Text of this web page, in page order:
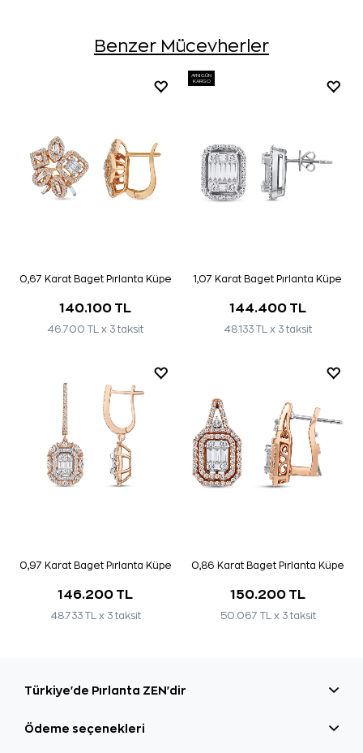
Benzer Mücevherler
0,67 Karat Baget Pırlanta Küpe
140.100 TL
46.700 TL x 3 taksit
AYNI GÜN
KARGO
1,07 Karat Baget Pırlanta Küpe
144.400 TL
48.133 TL x 3 taksit
0,97 Karat Baget Pırlanta Küpe
146.200 TL
48.733 TL x 3 taksit
0,86 Karat Baget Pırlanta Küpe
150.200 TL
50.067 TL x 3 taksit
Türkiye'de Pırlanta ZEN'dir
Ödeme seçenekleri